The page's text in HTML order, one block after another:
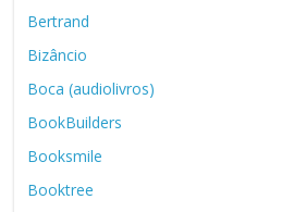
Bertrand
Bizâncio
Boca (audiolivros)
BookBuilders
Booksmile
Booktree